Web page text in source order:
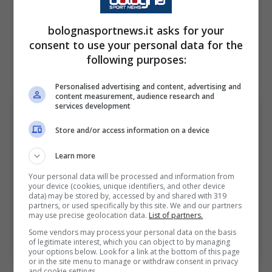
Moro e Pobega. Mentre in attacco sono
diversi i ballottaggi, ma al momento sono
favoriti per giocare dal primo minuto
Cambiaghi(diffidato)
Bologna-Milan: tanti dubbi di formazione per Italiano.
Bologna Sport News (Foto di Alessandro Sabattini/Getty
Images Via OneFootball)
bolognasportnews.it asks for your
consent to use your personal data for the
following purposes:
Personalised advertising and content, advertising and
content measurement, audience research and
services development
Store and/or access information on a device
Learn more
Your personal data will be processed and information from
your device (cookies, unique identifiers, and other device
data) may be stored by, accessed by and shared with 319
partners, or used specifically by this site. We and our partners
may use precise geolocation data. List of partners.
Some vendors may process your personal data on the basis
of legitimate interest, which you can object to by managing
your options below. Look for a link at the bottom of this page
or in the site menu to manage or withdraw consent in privacy